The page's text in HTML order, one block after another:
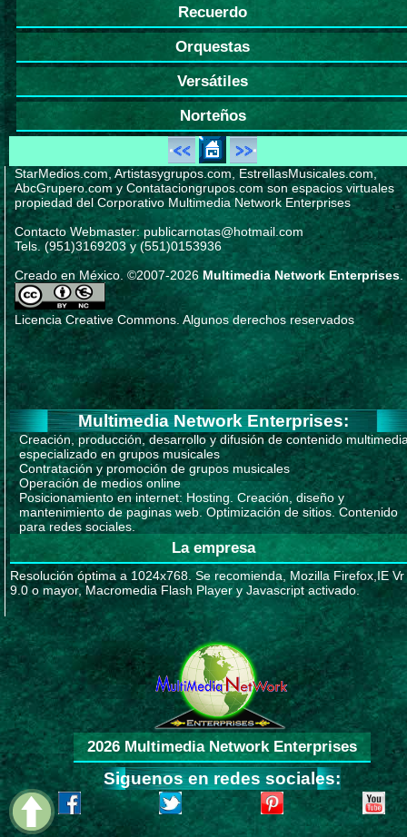
Recuerdo
Orquestas
Versátiles
Norteños
StarMedios.com, Artistasygrupos.com, EstrellasMusicales.com,
AbcGrupero.com y Contataciongrupos.com son espacios virtuales
propiedad del Corporativo Multimedia Network Enterprises
Contacto Webmaster: publicarnotas@hotmail.com
Tels. (951)3169203 y (551)0153936
Creado en México. ©2007-2026Multimedia Network Enterprises
Licencia Creative Commons. Algunos derechos reservados
Multimedia Network Enterprises:
Creación, producción, desarrollo y difusión de contenido
especializado en grupos musicales
Contratación y promoción de grupos musicales
Operación de medios online
Posicionamiento en internet: Hosting. Creación, diseño y
mantenimiento de paginas web. Optimización de sitios. Contenido
para redes sociales.
La empresa
Resolución óptima a 1024x768. Se recomienda, Mozilla Firefox,IE Vr
9.0 o mayor, Macromedia Flash Player y Javascript activado.
2026 Multimedia Network Enterprises
Siguenos en redes sociales: